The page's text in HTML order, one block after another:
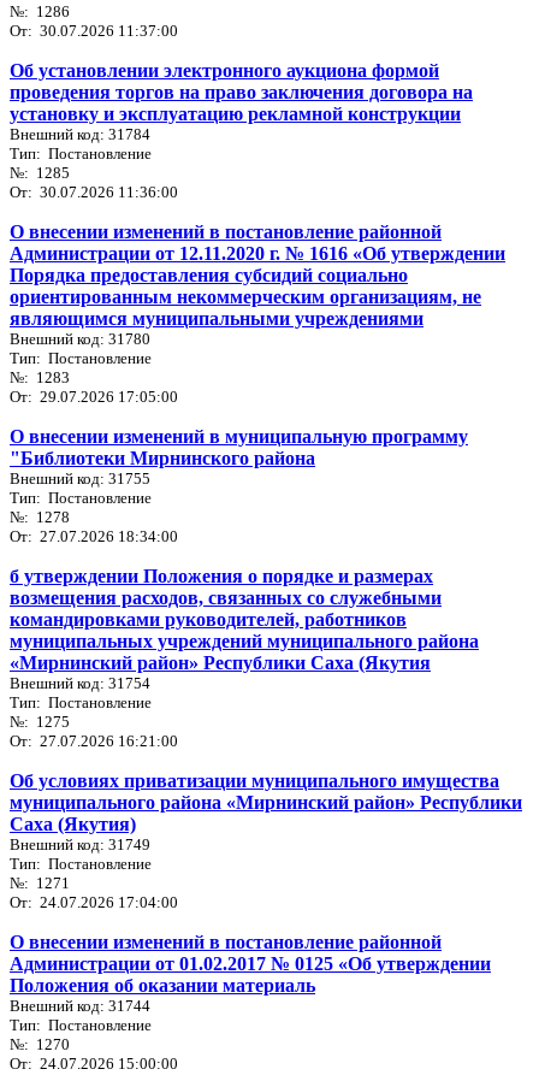
№: 1286
От: 30.07.2026 11:37:00
Об установлении электронного аукциона формой
проведения торгов на право заключения договора на
установку и эксплуатацию рекламной конструкции
Внешний код: 31784
Тип: Постановление
№: 1285
От: 30.07.2026 11:36:00
О внесении изменений в постановление районной
Администрации от 12.11.2020 г. № 1616 «Об утверждении
Порядка предоставления субсидий социально
ориентированным некоммерческим организациям, не
являющимся муниципальными учреждениями
Внешний код: 31780
Тип: Постановление
№: 1283
От: 29.07.2026 17:05:00
О внесении изменений в муниципальную программу
"Библиотеки Мирнинского района
Внешний код: 31755
Тип: Постановление
№: 1278
От: 27.07.2026 18:34:00
б утверждении Положения о порядке и размерах
возмещения расходов, связанных со служебными
командировками руководителей, работников
муниципальных учреждений муниципального района
«Мирнинский район» Республики Саха (Якутия
Внешний код: 31754
Тип: Постановление
№: 1275
От: 27.07.2026 16:21:00
Об условиях приватизации муниципального имущества
муниципального района «Мирнинский район» Республики
Саха (Якутия)
Внешний код: 31749
Тип: Постановление
№: 1271
От: 24.07.2026 17:04:00
О внесении изменений в постановление районной
Администрации от 01.02.2017 № 0125 «Об утверждении
Положения об оказании материаль
Внешний код: 31744
Тип: Постановление
№: 1270
От: 24.07.2026 15:00:00